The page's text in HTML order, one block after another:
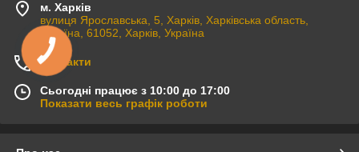
м. Харків
вулиця Ярославська, 5, Харків, Харківська область,
Україна, 61052, Харків, Україна
Контакти
Сьогодні працює з 10:00 до 17:00
Показати весь графік роботи